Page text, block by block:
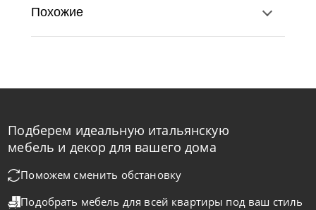
по запросу
Cattelan Italia
На заказ 45-90 дн
Похожие
Подберем идеальную итальянскую
мебель и декор для вашего дома
Поможем сменить обстановку
Подобрать мебель для всей квартиры под ваш стиль